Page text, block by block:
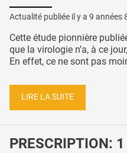
Actualité publiée il y a 9 années
Cette étude pionnière
que la virologie n’a, à ce
En effet, ce ne sont pas
LIRE LA SUITE
PRESCRIPTION: